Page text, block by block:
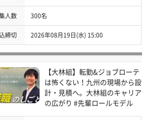
人数 300名
締切 2026年08月19日(水) 15:00
【大林組】転勤&ジョブローテ
は怖くない！九州の現場から設
計・見積へ。大林組のキャリア
の広がり #先輩ロールモデル